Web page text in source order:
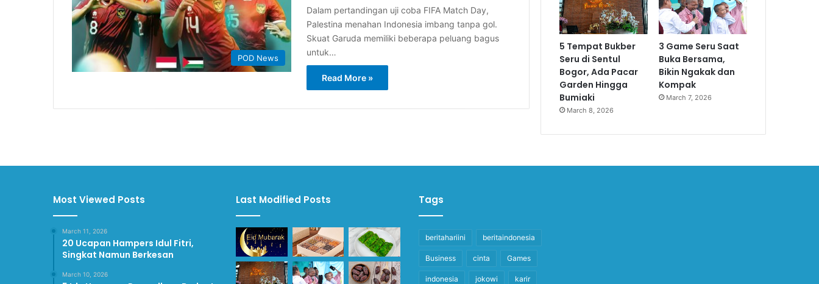
POD News
Dalam pertandingan uji coba FIFA Match Day,
Palestina menahan Indonesia imbang tanpa gol.
Skuat Garuda memiliki beberapa peluang bagus
untuk…
Read More »
5 Tempat Bukber
Seru di Sentul
Bogor, Ada Pacar
Garden Hingga
Bumiaki
March 8, 2026
3 Game Seru Saat
Buka Bersama,
Bikin Ngakak dan
Kompak
March 7, 2026
Most Viewed Posts
March 11, 2026
20 Ucapan Hampers Idul Fitri,
Singkat Namun Berkesan
March 10, 2026
Last Modified Posts Tags
beritahariini beritaindonesia
Business cinta Games
indonesia jokowi karir